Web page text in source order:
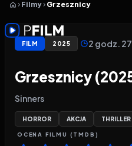
Filmy Grzesznicy
FILM 2025 2 godz.
Grzesznicy
Sinners
HORROR AKCJA THRILLER
OCENA FILMU (TMDB)